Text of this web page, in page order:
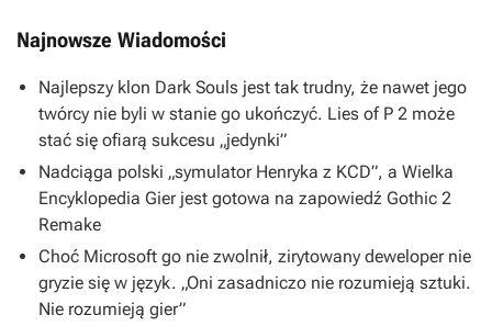
Najnowsze Wiadomości
Najlepszy klon Dark Souls jest tak trudny, że nawet jego
twórcy nie byli w stanie go ukończyć. Lies of P 2 może
stać się ofiarą sukcesu „jedynki”
Nadciąga polski „symulator Henryka z KCD”, a Wielka
Encyklopedia Gier jest gotowa na zapowiedź Gothic 2
Remake
Choć Microsoft go nie zwolnił, zirytowany deweloper nie
gryzie się w język. „Oni zasadniczo nie rozumieją sztuki.
Nie rozumieją gier”